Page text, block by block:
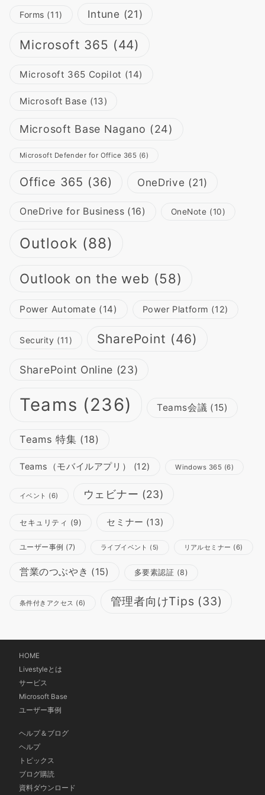
Forms (11) Intune (21)
Microsoft 365 (44)
Microsoft 365 Copilot (14)
Microsoft Base (13)
Microsoft Base Nagano (24)
Microsoft Defender for Office 365 (6)
Office 365 (36) OneDrive (21)
OneDrive for Business (16) OneNote (10)
Outlook (88)
Outlook on the web (58)
Power Automate (14) Power Platform (12)
Security (11) SharePoint (46)
SharePoint Online (23)
Teams (236) Teams会議 (15)
Teams 特集 (18)
Teams（モバイルアプリ） (12) Windows 365 (6)
イベント (6) ウェビナー (23)
セキュリティ (9) セミナー (13)
ユーザー事例 (7) ライブイベント (5) リアルセミナー (6)
営業のつぶやき (15) 多要素認証 (8)
条件付きアクセス (6) 管理者向けTips (33)
HOME
Livestyleとは
サービス
Microsoft Base
ユーザー事例
ヘルプ＆ブログ
ヘルプ
トピックス
ブログ購読
資料ダウンロード